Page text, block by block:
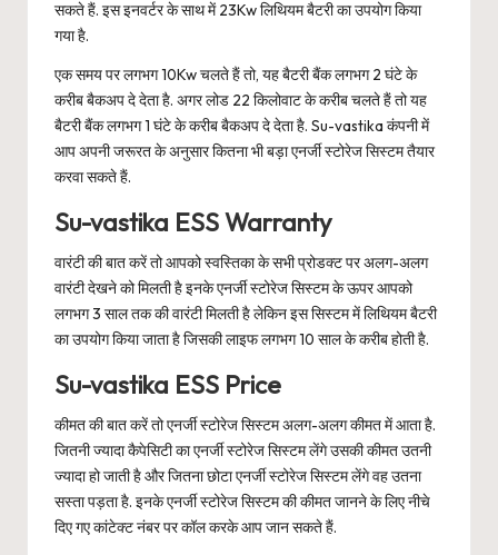
सकते हैं. इस इनवर्टर के साथ में 23Kw लिथियम बैटरी का उपयोग किया
गया है.
एक समय पर लगभग 10Kw चलते हैं तो, यह बैटरी बैंक लगभग 2 घंटे के
करीब बैकअप दे देता है. अगर लोड 22 किलोवाट के करीब चलते हैं तो यह
बैटरी बैंक लगभग 1 घंटे के करीब बैकअप दे देता है. Su-vastika कंपनी में
आप अपनी जरूरत के अनुसार कितना भी बड़ा एनर्जी स्टोरेज सिस्टम तैयार
करवा सकते हैं.
Su-vastika ESS Warranty
वारंटी की बात करें तो आपको स्वस्तिका के सभी प्रोडक्ट पर अलग-अलग
वारंटी देखने को मिलती है इनके एनर्जी स्टोरेज सिस्टम के ऊपर आपको
लगभग 3 साल तक की वारंटी मिलती है लेकिन इस सिस्टम में लिथियम बैटरी
का उपयोग किया जाता है जिसकी लाइफ लगभग 10 साल के करीब होती है.
Su-vastika ESS Price
कीमत की बात करें तो एनर्जी स्टोरेज सिस्टम अलग-अलग कीमत में आता है.
जितनी ज्यादा कैपेसिटी का एनर्जी स्टोरेज सिस्टम लेंगे उसकी कीमत उतनी
ज्यादा हो जाती है और जितना छोटा एनर्जी स्टोरेज सिस्टम लेंगे वह उतना
सस्ता पड़ता है. इनके एनर्जी स्टोरेज सिस्टम की कीमत जानने के लिए नीचे
दिए गए कांटेक्ट नंबर पर कॉल करके आप जान सकते हैं.